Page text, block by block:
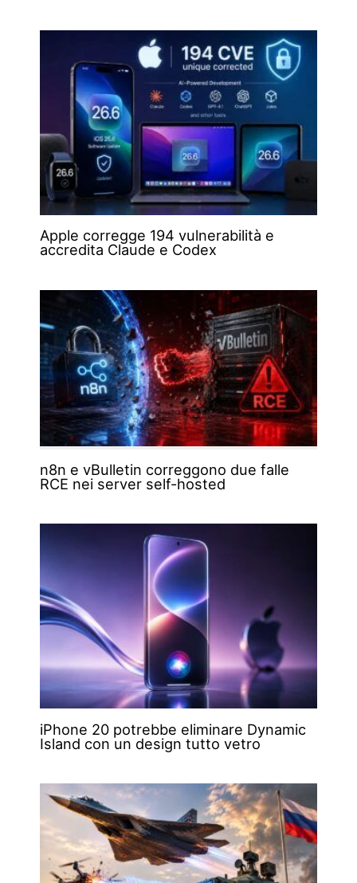
Apple corregge 194 vulnerabilità e
accredita Claude e Codex
n8n e vBulletin correggono due falle
RCE nei server self-hosted
iPhone 20 potrebbe eliminare Dynamic
Island con un design tutto vetro